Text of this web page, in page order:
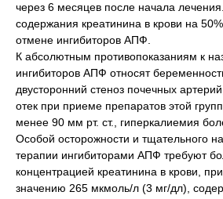
через 6 месяцев после начала
содержания креатинина в крови на
отмене ингибиторов АПФ.
К абсолютным противопоказаниям к
ингибиторов АПФ относят
двусторонний стеноз почечных
отек при приеме препаратов этой
менее 90 мм рт. ст., гиперкалиемия
Особой осторожности и тщательного
терапии ингибиторами АПФ требуют
концентрацией креатинина в крови,
значению 265 мкмоль/л (3 мг/дл),